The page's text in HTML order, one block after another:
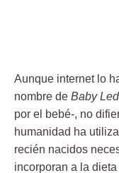
Aunque internet lo
nombre de Baby
por el bebé-, no
humanidad ha
recién nacidos
incorporan a la